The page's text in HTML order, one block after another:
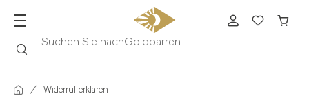
Suchen Sie nachGoldbarren
Widerruf erklären